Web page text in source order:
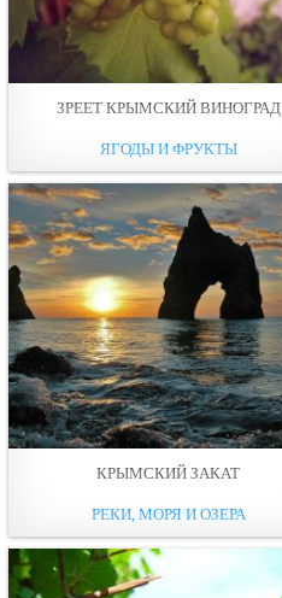
ЗРЕЕТ КРЫМСКИЙ ВИНОГРАД
ЯГОДЫ И ФРУКТЫ
КРЫМСКИЙ ЗАКАТ
РЕКИ, МОРЯ И ОЗЕРА